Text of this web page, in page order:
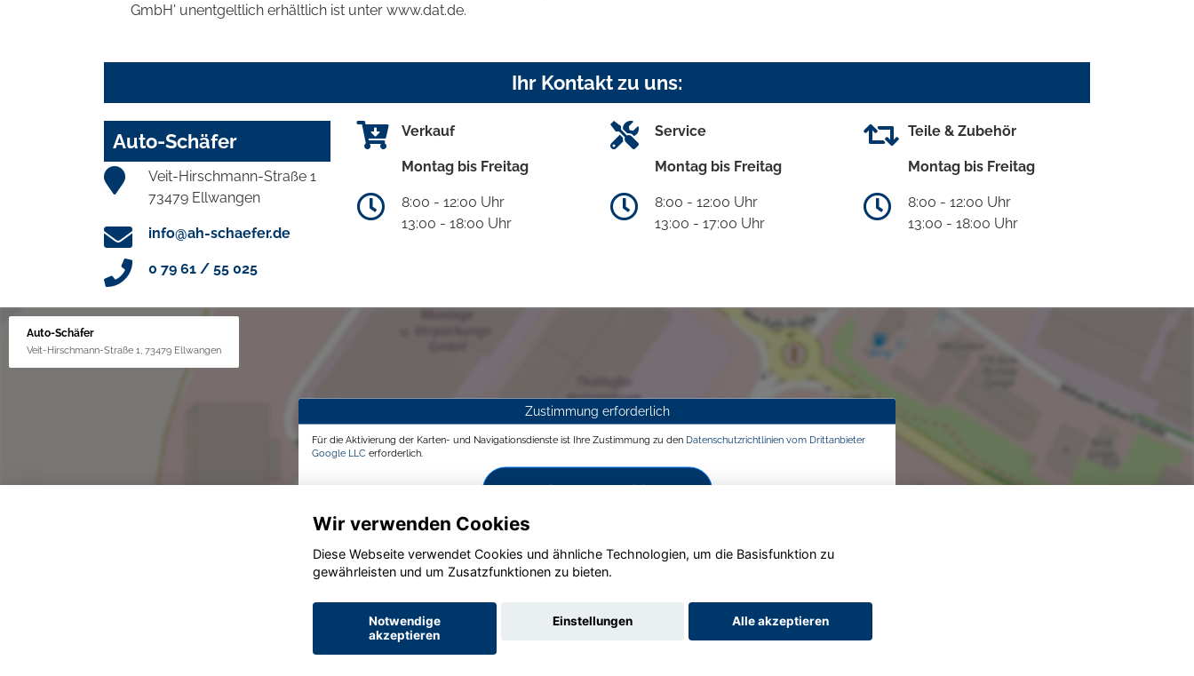
GmbH' unentgeltlich erhältlich ist unter www.dat.de.
Ihr Kontakt zu uns:
Auto-Schäfer
Veit-Hirschmann-Straße 1
73479 Ellwangen
info@ah-schaefer.de
0 79 61 / 55 025
Verkauf
Montag bis Freitag
8:00 - 12:00 Uhr
13:00 - 18:00 Uhr
Service
Montag bis Freitag
8:00 - 12:00 Uhr
13:00 - 17:00 Uhr
Teile & Zubehör
Montag bis Freitag
8:00 - 12:00 Uhr
13:00 - 18:00 Uhr
Auto-Schäfer
Veit-Hirschmann-Straße 1, 73479 Ellwangen
Zustimmung erforderlich
Für die Aktivierung der Karten- und Navigationsdienste ist Ihre Zustimmung zu den Datenschutzrichtlinien vom Drittanbieter
Google LLC erforderlich.
Zustimmen und aktivieren
Wir verwenden Cookies
Diese Webseite verwendet Cookies und ähnliche Technologien, um die Basisfunktion zu
gewährleisten und um Zusatzfunktionen zu bieten.
Notwendige
akzeptieren
Einstellungen Alle akzeptieren